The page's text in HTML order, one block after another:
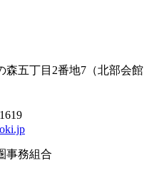
森五丁目2番地7（北部会館
事務組合